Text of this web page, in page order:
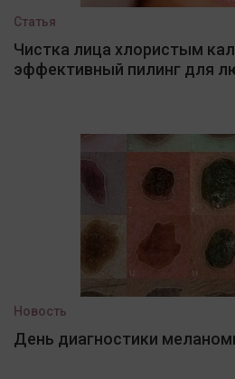
Статья
Чистка лица хлористым
эффективный пилинг для
Новость
День диагностики